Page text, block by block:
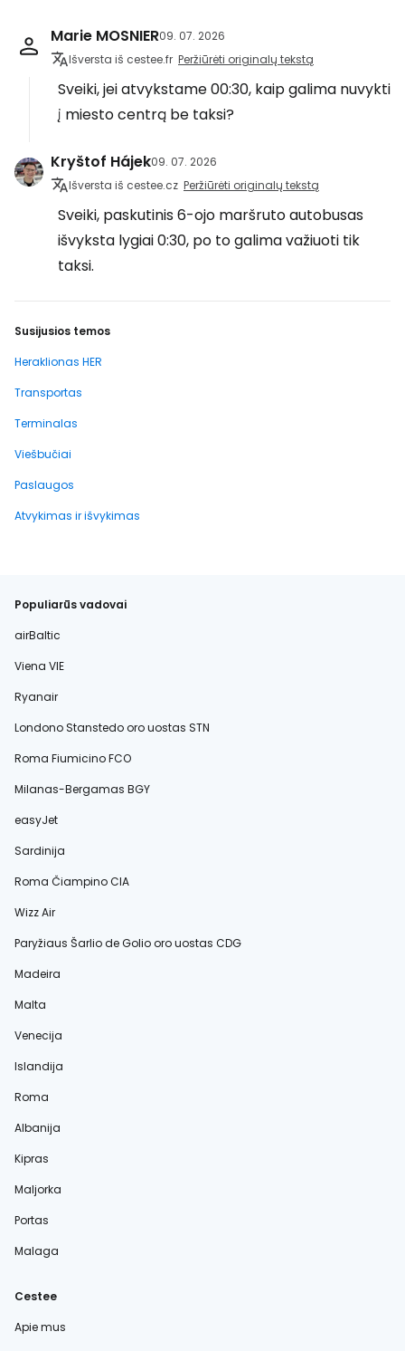
Marie MOSNIER09. 07. 2026
Išversta iš cestee.fr Peržiūrėti originalų tekstą
Sveiki, jei atvykstame 00:30, kaip galima nuvykti
į miesto centrą be taksi?
Kryštof Hájek09. 07. 2026
Išversta iš cestee.cz Peržiūrėti originalų tekstą
Sveiki, paskutinis 6-ojo maršruto autobusas
išvyksta lygiai 0:30, po to galima važiuoti tik
taksi.
Susijusios temos
Heraklionas HER
Transportas
Terminalas
Viešbučiai
Paslaugos
Atvykimas ir išvykimas
Populiarūs vadovai
airBaltic
Viena VIE
Ryanair
Londono Stanstedo oro uostas STN
Roma Fiumicino FCO
Milanas-Bergamas BGY
easyJet
Sardinija
Roma Čiampino CIA
Wizz Air
Paryžiaus Šarlio de Golio oro uostas CDG
Madeira
Malta
Venecija
Islandija
Roma
Albanija
Kipras
Maljorka
Portas
Malaga
Cestee
Apie mus